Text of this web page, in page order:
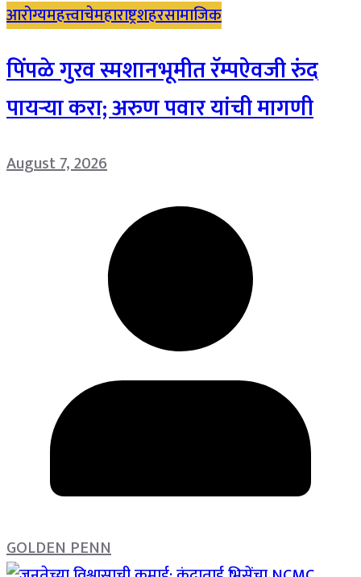
आरोग्यमहत्त्वाचेमहाराष्ट्रशहरसामाजिक
पिंपळे गुरव स्मशानभूमीत रॅम्पऐवजी रुंद
पायऱ्या करा; अरुण पवार यांची मागणी
August 7, 2026
GOLDEN PENN